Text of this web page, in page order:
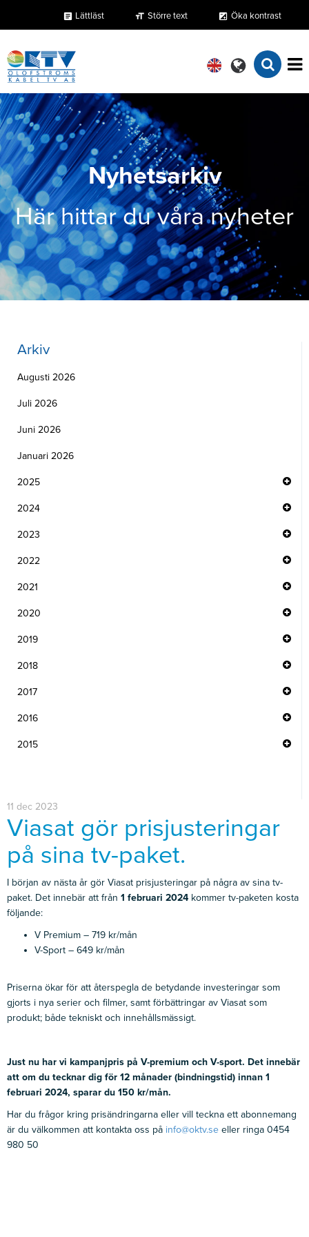
article Lättläst format_size Större text exposure Öka kontrast
Nyhetsarkiv
Här hittar du våra nyheter
Arkiv
Augusti 2026
Juli 2026
Juni 2026
Januari 2026
2025
2024
2023
2022
2021
2020
2019
2018
2017
2016
2015
11 dec 2023
Viasat gör prisjusteringar
på sina tv-paket.
I början av nästa år gör Viasat prisjusteringar på några av sina tv-
paket. Det innebär att från 1 februari 2024 kommer tv-paketen kosta
följande:
V Premium – 719 kr/mån
V-Sport – 649 kr/mån
Priserna ökar för att återspegla de betydande investeringar som
gjorts i nya serier och filmer, samt förbättringar av Viasat som
produkt; både tekniskt och innehållsmässigt.
Just nu har vi kampanjpris på V-premium och V-sport. Det innebär
att om du tecknar dig för 12 månader (bindningstid) innan 1
februari 2024, sparar du 150 kr/mån.
Har du frågor kring prisändringarna eller vill teckna ett abonnemang
är du välkommen att kontakta oss på info@oktv.se eller ringa 0454
980 50